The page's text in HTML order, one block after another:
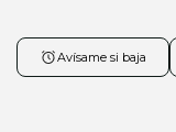
Avísame si baja